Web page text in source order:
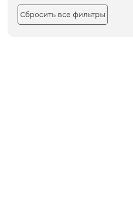
Сбросить все фильтры